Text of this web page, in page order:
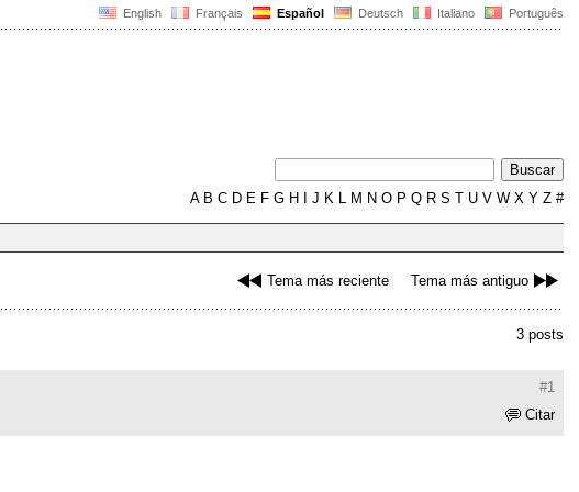
English Français Español Deutsch Italiano Português
AB C D E F G H J K L M N O P Q R S T U V W X Y Z #
Tema más reciente Tema más antiguo
3 posts
#1
Citar